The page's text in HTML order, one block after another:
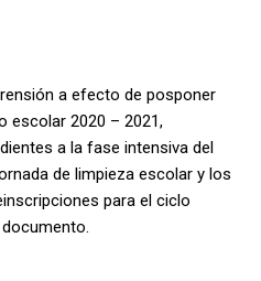
a efecto de posponer
escolar 2020 – 2021,
a la fase intensiva del
de limpieza escolar y los
para el ciclo